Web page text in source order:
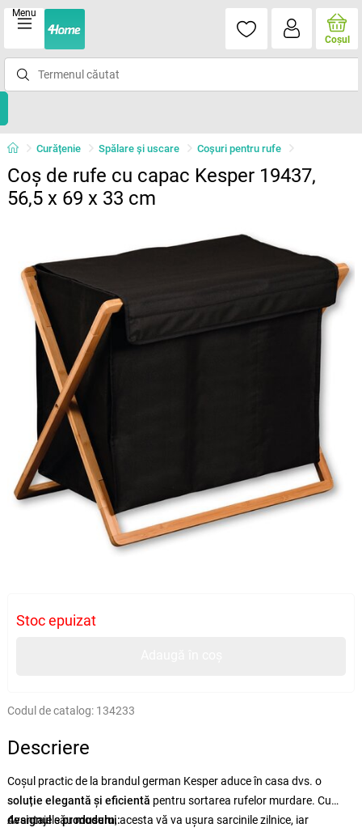
Menu
Coşul
Curățenie Spălare şi uscare Coşuri pentru rufe
Coș de rufe cu capac Kesper 19437,
56,5 x 69 x 33 cm
Stoc epuizat
Codul de catalog: 134233
Descriere
Coșul practic de la brandul german Kesper aduce în casa dvs. o
soluție elegantă și eficientă pentru sortarea rufelor murdare. Cu
designulsăumodern, acesta vă va ușura sarcinile zilnice, iar
Avantajeleprodusului: